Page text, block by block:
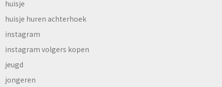
huisje
huisje huren achterhoek
instagram
instagram volgers kopen
jeugd
jongeren